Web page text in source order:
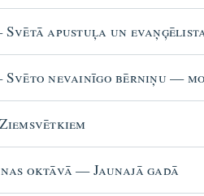
Svētā apustuļa un
Svēto nevainīgo bērniņu —
oktāvā — Jaunajā gadā